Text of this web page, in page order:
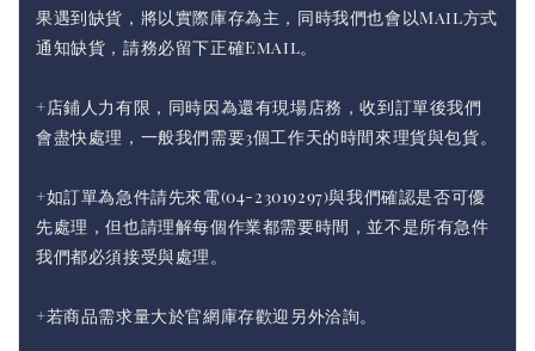
果遇到缺貨，將以實際庫存為主，同時我們也會以Mail方式
通知缺貨，請務必留下正確Email。
+店鋪人力有限，同時因為還有現場店務，收到訂單後我們
會盡快處理，一般我們需要3個工作天的時間來理貨與包貨。
+如訂單為急件請先來電(04-23019297)與我們確認是否可優
先處理，但也請理解每個作業都需要時間，並不是所有急件
我們都必須接受與處理。
+若商品需求量大於官網庫存歡迎另外洽詢。